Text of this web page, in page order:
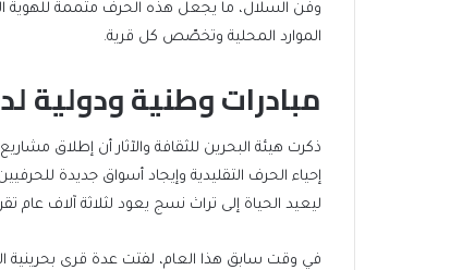
وفن السلال، ما يجعل هذه الحرف متممة للهوية
الموارد المحلية وتخصّص كل قرية.
مبادرات وطنية ودولية
ذكرت هيئة البحرين للثقافة والآثار أن إطلاق
إحياء الحرف التقليدية وإيجاد أسواق جديدة
ليعيد الحياة إلى تراث نسج يعود لثلاثة آلاف عام
في وقت سابق هذا العام، لفتت عدة قرى بحرينية